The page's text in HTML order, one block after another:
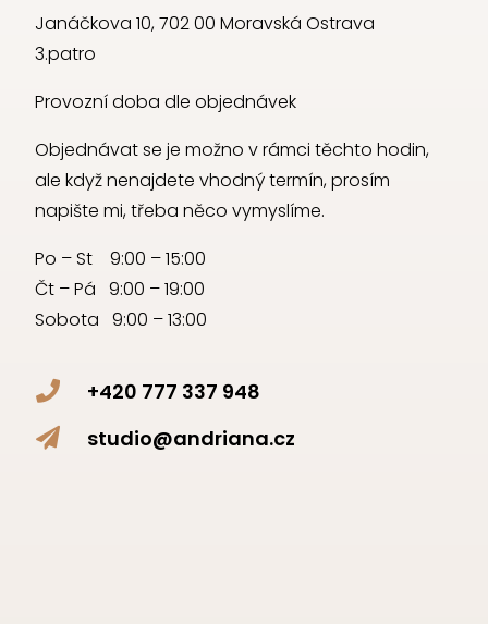
Janáčkova 10, 702 00 Moravská Ostrava
3.patro
Provozní doba dle objednávek
Objednávat se je možno v rámci těchto hodin,
ale když nenajdete vhodný termín, prosím
napište mi, třeba něco vymyslíme.
Po – St 9:00 – 15:00
Čt – Pá 9:00 – 19:00
Sobota 9:00 – 13:00
 +420 777 337 948
 studio@andriana.cz